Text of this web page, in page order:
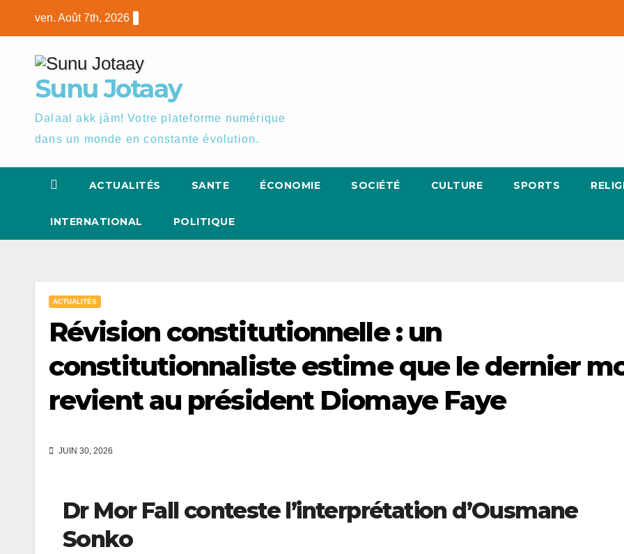
ven. Août 7th, 2026
Sunu Jotaay
Dalaal akk jàm! Votre plateforme numérique
dans un monde en constante évolution.
ACTUALITÉS SANTE ÉCONOMIE SOCIÉTÉ CULTURE SPORTS
INTERNATIONAL POLITIQUE
ACTUALITÉS
Révision constitutionnelle : un
constitutionnaliste estime que le dernier
revient au président Diomaye Faye
JUIN 30, 2026
Dr Mor Fall conteste l’interprétation d’Ousmane
Sonko